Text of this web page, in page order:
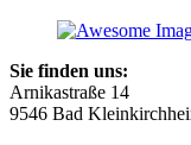
Sie finden uns:
Arnikastraße 14
9546 Bad